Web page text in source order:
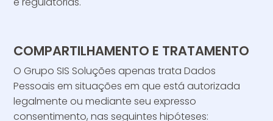
COMPARTILHAMENTO E TRATAMENTO
O Grupo SIS Soluções apenas trata Dados
Pessoais em situações em que está autorizada
legalmente ou mediante seu expresso
consentimento, nas seguintes hipóteses: